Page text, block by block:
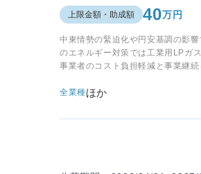
上限金額・助成額 40万円
中東情勢の緊迫化や円安基調の影
のエネルギー対策では工業用LPガ
事業者のコスト負担軽減と事業継続
全業種ほか